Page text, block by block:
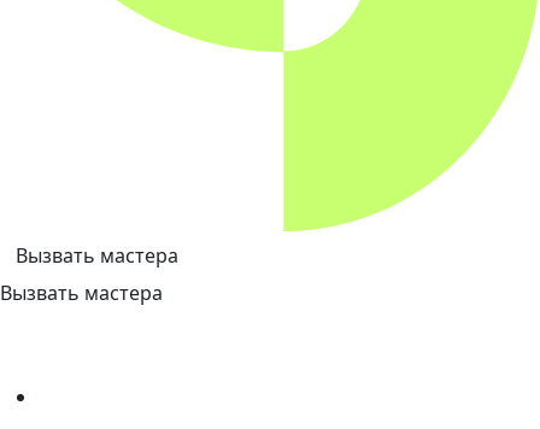
Вызвать мастера
Вызвать мастера